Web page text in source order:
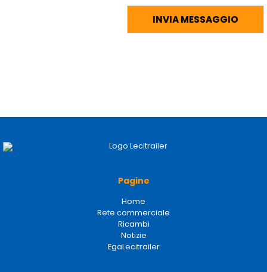
Pagine
Home
Rete commerciale
Ricambi
Notizie
EgaLecitrailer